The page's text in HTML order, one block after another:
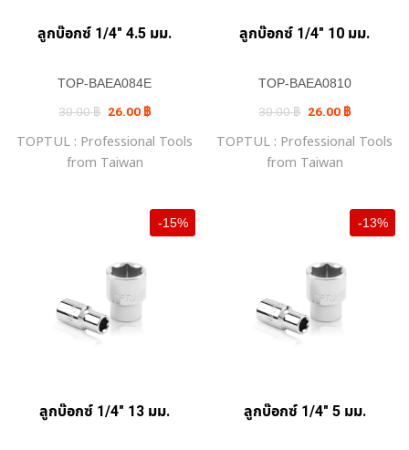
ลูกบ๊อกซ์ 1/4″ 4.5 มม.
TOP-BAEA084E
30.00฿ Original
price
30.00 ฿.
26.00 ฿Current
price
26.00 ฿.
TOPTUL : Professional Tools
from Taiwan
ลูกบ๊อกซ์ 1/4″ 10 มม.
TOP-BAEA0810
30.00฿ Original
price
30.00 ฿.
26.00 ฿Current
price
26.00 ฿.
TOPTUL : Professional Tools
from Taiwan
-15%
ลูกบ๊อกซ์ 1/4″ 13 มม.
-13%
ลูกบ๊อกซ์ 1/4″ 5 มม.